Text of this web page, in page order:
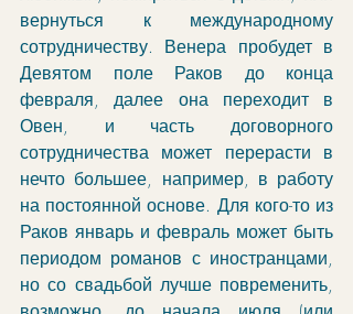
вернуться к международному
сотрудничеству. Венера пробудет в
Девятом поле Раков до конца
февраля, далее она переходит в
Овен, и часть договорного
сотрудничества может перерасти в
нечто большее, например, в работу
на постоянной основе. Для кого-то из
Раков январь и февраль может быть
периодом романов с иностранцами,
но со свадьбой лучше повременить,